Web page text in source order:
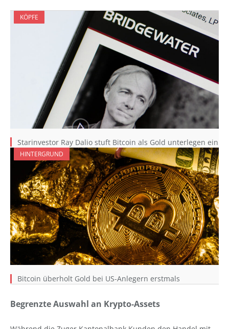
KÖPFE
Starinvestor Ray Dalio stuft Bitcoin als Gold unterlegen ein
HINTERGRUND
Bitcoin überholt Gold bei US-Anlegern erstmals
Begrenzte Auswahl an Krypto-Assets